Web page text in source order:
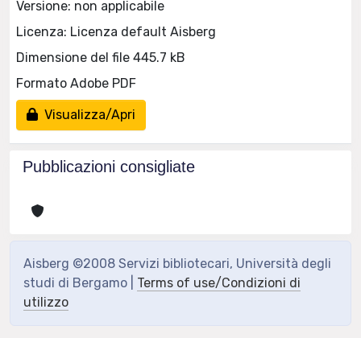
Versione: non applicabile
Licenza: Licenza default Aisberg
Dimensione del file 445.7 kB
Formato Adobe PDF
Visualizza/Apri
Pubblicazioni consigliate
Aisberg ©2008 Servizi bibliotecari, Università degli
studi di Bergamo | Terms of use/Condizioni di
utilizzo